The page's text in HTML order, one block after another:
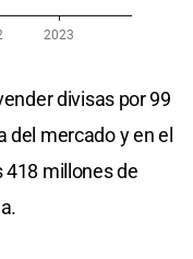
divisas por 99
del mercado y en el
418 millones de